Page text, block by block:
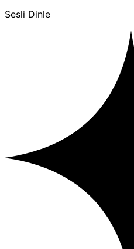
Sesli Dinle